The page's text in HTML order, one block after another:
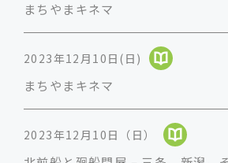
まちやまキネマ
2023年12月10日(日)
まちやまキネマ
2023年12月10日（日）